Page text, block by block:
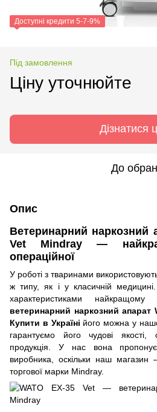
Доступні кредити 5-7-9%
Під замовлення
Ціну уточнюйте
Дізнатися
До
Опис
Ветеринарний наркозний
Vet Mindray —
операційної
У роботі з тваринами
ж типу, як і у класичній
характеристиками найкращому
ветеринарний наркозний апарат
Купити в Україні його можна у
гарантуємо його чудові якості,
продукція. У нас вона
виробника, оскільки наш магазин
торгової марки Mindray.